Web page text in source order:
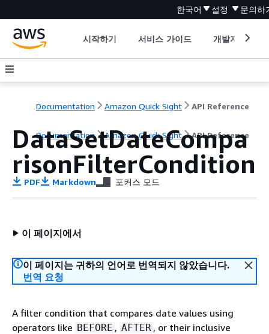
한국어 설정 문의하
시작하기 서비스 가이드 개발자 도구
Documentation Amazon Quick Sight API Reference
Documentation Amazon Quick Sight API Reference
DataSetDateCompa
risonFilterCondition
PDF Markdown 포커스 모드
이 페이지에서
이 페이지는 귀하의 언어로 번역되지 않았습니다.
번역 요청
A filter condition that compares date values using
operators like BEFORE , AFTER , or their inclusive